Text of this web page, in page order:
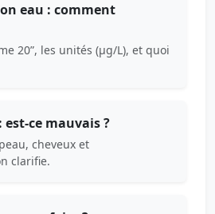
eau : comment
20”, les unités (µg/L), et quoi
est-ce mauvais ?
cheveux et
clarifie.